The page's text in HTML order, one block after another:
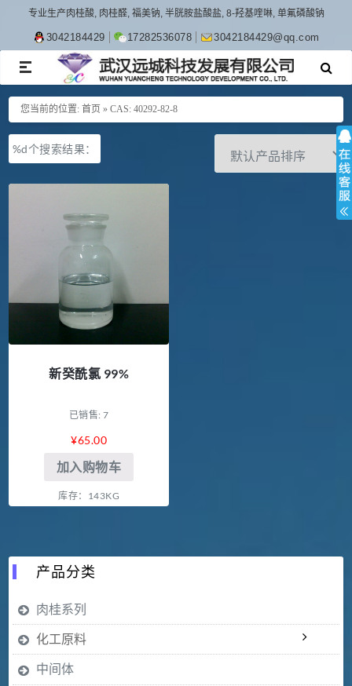
专业生产肉桂酸, 肉桂醛, 福美钠, 半胱胺盐酸盐, 8-羟基喹啉, 单氟磷酸钠
3042184429 17282536078 3042184429@qq.com
TOGGLE
NAVIGATION
您当前的位置: 首页 » CAS: 40292-82-8
%d个搜索结果：
新癸酰氯 99%
已销售: 7
¥65.00
加入购物车
库存：143KG
产品分类
肉桂系列
化工原料
中间体